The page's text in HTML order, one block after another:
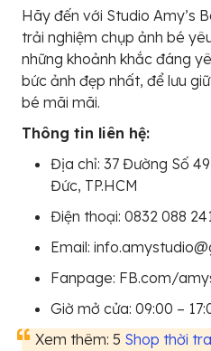
Hãy đến với Studio Amy’s
trải nghiệm chụp ảnh bé
những khoảnh khắc đáng
bức ảnh đẹp nhất, để lưu
bé mãi mãi.
Thông tin liên hệ:
Địa chỉ: 37 Đường Số
Đức, TP.HCM
Điện thoại: 0832 088
Email:
Fanpage: FB.com/
Giờ mở cửa: 09:00 –
Xem thêm: 5 Shop thời